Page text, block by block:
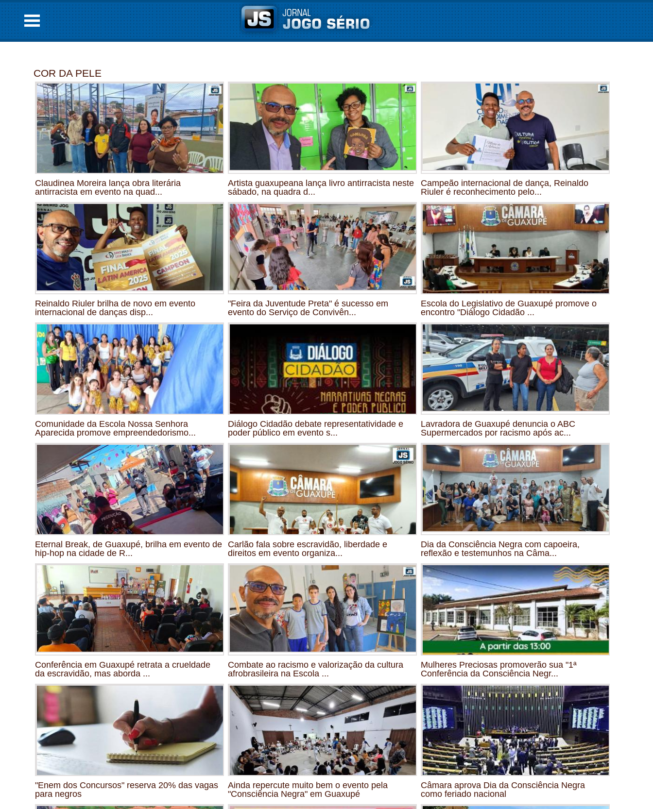
COR DA PELE
Claudinea Moreira lança obra literária
antirracista em evento na quad...
Artista guaxupeana lança livro antirracista neste
sábado, na quadra d...
Campeão internacional de dança, Reinaldo
Riuler é reconhecimento pelo...
Reinaldo Riuler brilha de novo em evento
internacional de danças disp...
"Feira da Juventude Preta" é sucesso em
evento do Serviço de Convivên...
Escola do Legislativo de Guaxupé promove o
encontro "Diálogo Cidadão ...
Comunidade da Escola Nossa Senhora
Aparecida promove empreendedorismo...
Diálogo Cidadão debate representatividade e
poder público em evento s...
Lavradora de Guaxupé denuncia o ABC
Supermercados por racismo após ac...
Eternal Break, de Guaxupé, brilha em evento de
hip-hop na cidade de R...
Carlão fala sobre escravidão, liberdade e
direitos em evento organiza...
Dia da Consciência Negra com capoeira,
reflexão e testemunhos na Câma...
Conferência em Guaxupé retrata a crueldade
da escravidão, mas aborda ...
Combate ao racismo e valorização da cultura
afrobrasileira na Escola ...
Mulheres Preciosas promoverão sua "1ª
Conferência da Consciência Negr...
"Enem dos Concursos" reserva 20% das vagas
para negros
Ainda repercute muito bem o evento pela
"Consciência Negra" em Guaxupé
Câmara aprova Dia da Consciência Negra
como feriado nacional